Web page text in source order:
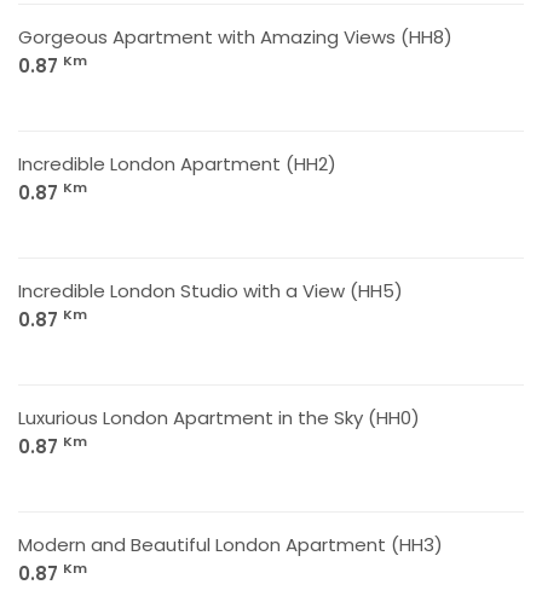
Gorgeous Apartment with Amazing Views (HH8)
0.87 Km
Incredible London Apartment (HH2)
0.87 Km
Incredible London Studio with a View (HH5)
0.87 Km
Luxurious London Apartment in the Sky (HH0)
0.87 Km
Modern and Beautiful London Apartment (HH3)
0.87 Km